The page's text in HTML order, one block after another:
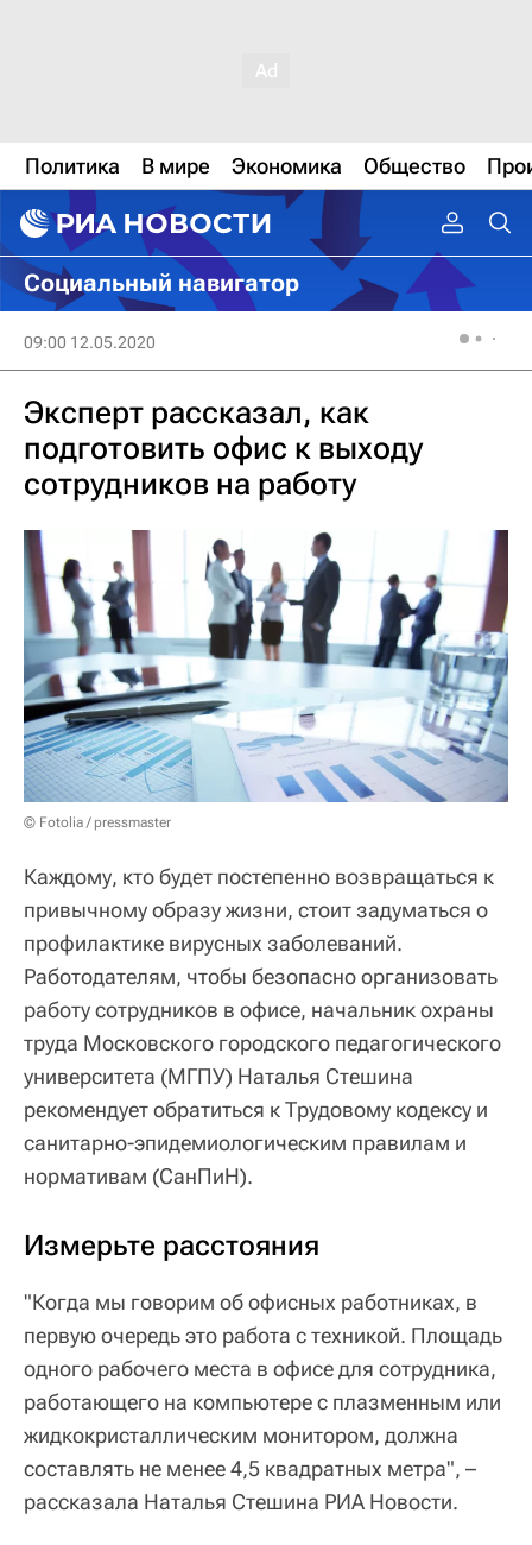
Политика В мире Экономика Общество
Социальный навигатор
09:00 12.05.2020
Эксперт рассказал, как
подготовить офис к выходу
сотрудников на работу
© Fotolia / pressmaster
Каждому, кто будет постепенно возвращаться к
привычному образу жизни, стоит задуматься о
профилактике вирусных заболеваний.
Работодателям, чтобы безопасно организовать
работу сотрудников в офисе, начальник охраны
труда Московского городского педагогического
университета (МГПУ) Наталья Стешина
рекомендует обратиться к Трудовому кодексу и
санитарно-эпидемиологическим правилам и
нормативам (СанПиН).
Измерьте расстояния
"Когда мы говорим об офисных работниках, в
первую очередь это работа с техникой. Площадь
одного рабочего места в офисе для сотрудника,
работающего на компьютере с плазменным или
жидкокристаллическим монитором, должна
составлять не менее 4,5 квадратных метра", –
рассказала Наталья Стешина РИА Новости.